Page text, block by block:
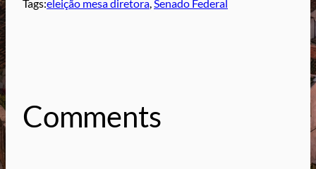
Tags:eleição mesa diretora Senado Federal
Comments